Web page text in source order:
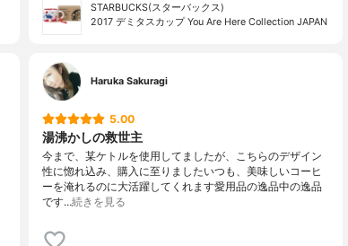
STARBUCKS(スターバックス)
2017 デミタスカップ You Are Here Collection JAPAN
Haruka Sakuragi
5.00
湯沸かしの救世主
今まで、某ケトルを使用してましたが、こちらのデザイン
性に惚れ込み、購入に至りましたいつも、美味しいコーヒ
ーを淹れるのに大活躍してくれます愛用品の逸品中の逸品
です…続きを見る